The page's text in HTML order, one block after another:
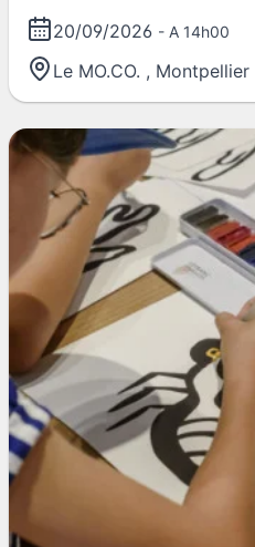
20/09/2026 - A 14h00
Le MO.CO. , Montpellier